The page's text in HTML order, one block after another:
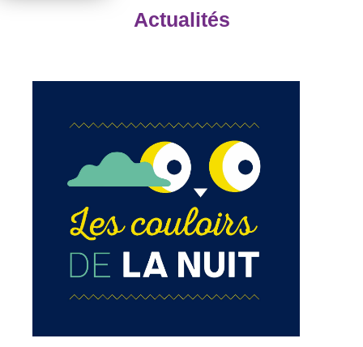
Actualités